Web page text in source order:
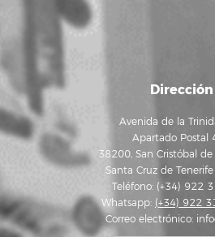
Dirección
Avenida de la
Apartado Postal
38200, San Cristóbal
Santa Cruz de
Teléfono: (+34) 922
Whatsapp: (+34) 922
Correo electrónico: